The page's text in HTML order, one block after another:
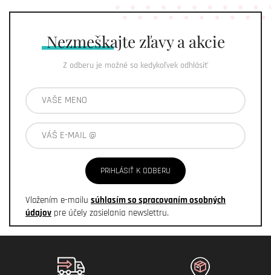
Nezmeškajte zľavy a akcie
Z odberu je možné sa kedykoľvek odhlásiť
PRIHLÁSIŤ K ODBERU
Vložením e-mailu súhlasím so spracovaním osobných
údajov pre účely zasielania newslettru.